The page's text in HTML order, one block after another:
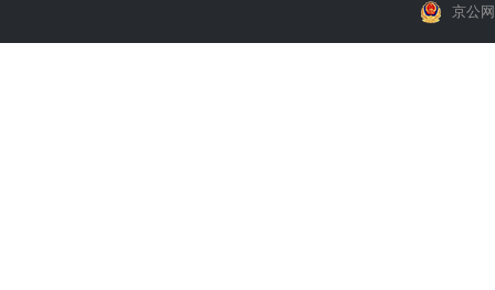
京公